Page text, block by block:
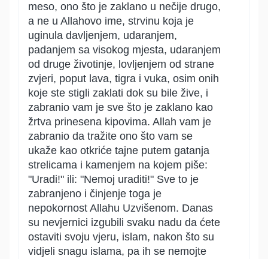
meso, ono što je zaklano u nečije drugo,
a ne u Allahovo ime, strvinu koja je
uginula davljenjem, udaranjem,
padanjem sa visokog mjesta, udaranjem
od druge životinje, lovljenjem od strane
zvjeri, poput lava, tigra i vuka, osim onih
koje ste stigli zaklati dok su bile žive, i
zabranio vam je sve što je zaklano kao
žrtva prinesena kipovima. Allah vam je
zabranio da tražite ono što vam se
ukaže kao otkriće tajne putem gatanja
strelicama i kamenjem na kojem piše:
"Uradi!" ili: "Nemoj uraditi!" Sve to je
zabranjeno i činjenje toga je
nepokornost Allahu Uzvišenom. Danas
su nevjernici izgubili svaku nadu da ćete
ostaviti svoju vjeru, islam, nakon što su
vidjeli snagu islama, pa ih se nemojte